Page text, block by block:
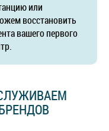
или
восстановить
вашего первого